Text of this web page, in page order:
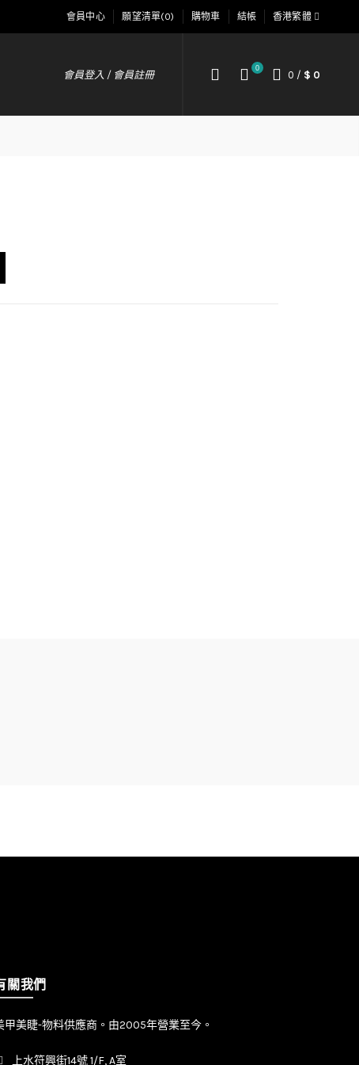
會員中心 願望清單(0) 購物車 結帳 香港繁體
會員登入 / 會員註冊
0
0 / $ 0
關我們
甲美睫-物料供應商。由2005年營業至今。
上水符興街14號 1/F, A室